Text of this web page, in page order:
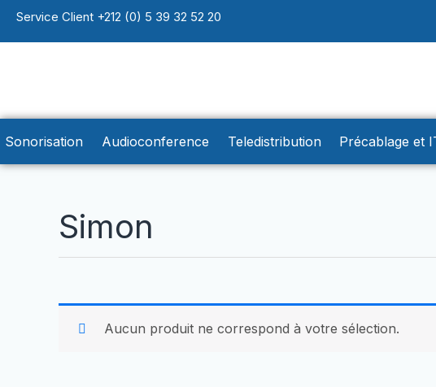
AllerService Client +212 (0) 5 39 32 52 20
Sonorisation Audioconference Teledistribution Précablage et
Simon
Aucun produit ne correspond à votre sélection.